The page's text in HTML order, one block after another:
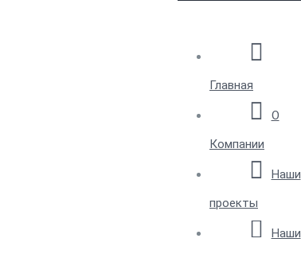
Главная
О
Компании
Наши
проекты
Наши